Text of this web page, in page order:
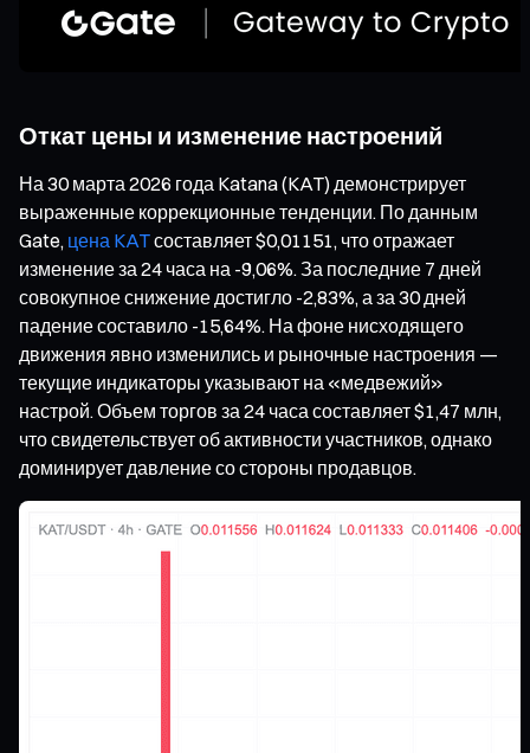
Откат цены и изменение настроений
На 30 марта 2026 года Katana (KAT) демонстрирует
выраженные коррекционные тенденции. По данным
Gate, цена KATсоставляет $0,01151, что отражает
изменение за 24 часа на -9,06%. За последние 7 дней
совокупное снижение достигло -2,83%, а за 30 дней
падение составило -15,64%. На фоне нисходящего
движения явно изменились и рыночные настроения —
текущие индикаторы указывают на «медвежий»
настрой. Объем торгов за 24 часа составляет $1,47 млн,
что свидетельствует об активности участников, однако
доминирует давление со стороны продавцов.